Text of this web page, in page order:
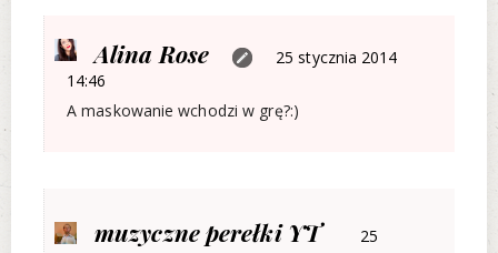
Alina Rose
25 stycznia 2014
14:46
A maskowanie wchodzi w grę?:)
muzyczne perełki YT
25